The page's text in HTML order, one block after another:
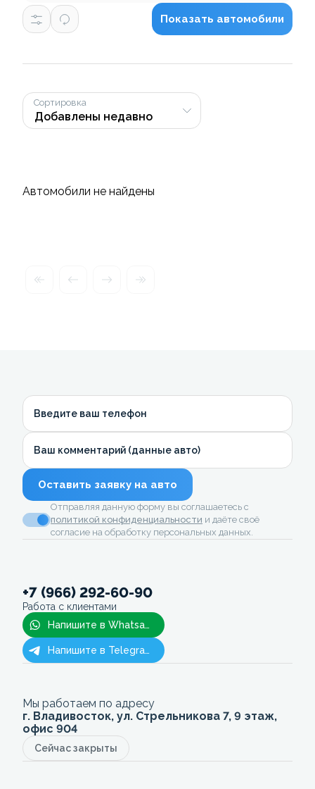
Показать автомобили
Сортировка
Автомобили не найдены
Введите ваш телефон
Ваш комментарий (данные авто)
Оставить заявку на авто
Отправляя данную форму вы соглашаетесь с
политикой конфиденциальности и даёте своё
согласие на обработку персональных данных.
+7 (966) 292-60-90
Работа с клиентами
Напишите в Whatsapp
Напишите в Telegram
Мы работаем по адресу
г. Владивосток, ул. Стрельникова 7, 9 этаж,
офис 904
Сейчас закрыты